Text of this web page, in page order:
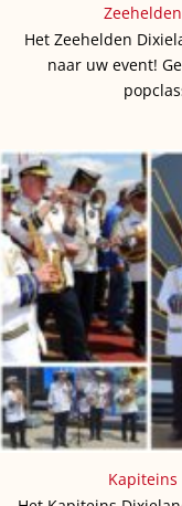
Het Zeehelden
naar uw event!
Kapiteins